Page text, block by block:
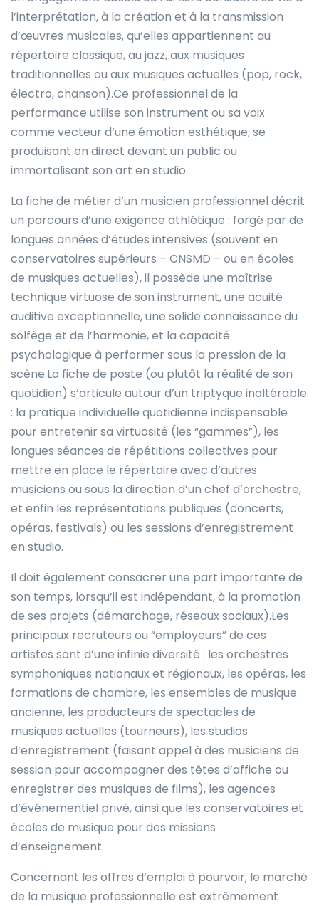
l’interprétation, à la création et à la transmission
d’œuvres musicales, qu’elles appartiennent au
répertoire classique, au jazz, aux musiques
traditionnelles ou aux musiques actuelles (pop, rock,
électro, chanson).Ce professionnel de la
performance utilise son instrument ou sa voix
comme vecteur d’une émotion esthétique, se
produisant en direct devant un public ou
immortalisant son art en studio.
La fiche de métier d’un musicien professionnel décrit
un parcours d’une exigence athlétique : forgé par de
longues années d’études intensives (souvent en
conservatoires supérieurs – CNSMD – ou en écoles
de musiques actuelles), il possède une maîtrise
technique virtuose de son instrument, une acuité
auditive exceptionnelle, une solide connaissance du
solfège et de l’harmonie, et la capacité
psychologique à performer sous la pression de la
scène.La fiche de poste (ou plutôt la réalité de son
quotidien) s’articule autour d’un triptyque inaltérable
: la pratique individuelle quotidienne indispensable
pour entretenir sa virtuosité (les “gammes”), les
longues séances de répétitions collectives pour
mettre en place le répertoire avec d’autres
musiciens ou sous la direction d’un chef d’orchestre,
et enfin les représentations publiques (concerts,
opéras, festivals) ou les sessions d’enregistrement
en studio.
Il doit également consacrer une part importante de
son temps, lorsqu’il est indépendant, à la promotion
de ses projets (démarchage, réseaux sociaux).Les
principaux recruteurs ou “employeurs” de ces
artistes sont d’une infinie diversité : les orchestres
symphoniques nationaux et régionaux, les opéras, les
formations de chambre, les ensembles de musique
ancienne, les producteurs de spectacles de
musiques actuelles (tourneurs), les studios
d’enregistrement (faisant appel à des musiciens de
session pour accompagner des têtes d’affiche ou
enregistrer des musiques de films), les agences
d’événementiel privé, ainsi que les conservatoires et
écoles de musique pour des missions
d’enseignement.
Concernant les offres d’emploi à pourvoir, le marché
de la musique professionnelle est extrêmement